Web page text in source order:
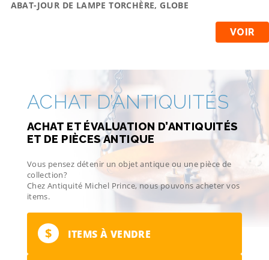
ABAT-JOUR DE LAMPE TORCHÈRE, GLOBE
VOIR
ACHAT D’ANTIQUITÉS
ACHAT ET ÉVALUATION D’ANTIQUITÉS
ET DE PIÈCES ANTIQUE
Vous pensez détenir un objet antique ou une pièce de
collection?
Chez Antiquité Michel Prince, nous pouvons acheter vos
items.
$ ITEMS À VENDRE